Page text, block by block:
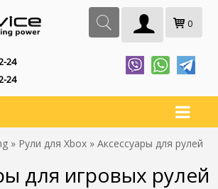
0
24
24
» Рули для Xbox » Аксессуары для рулей
для игровых рулей